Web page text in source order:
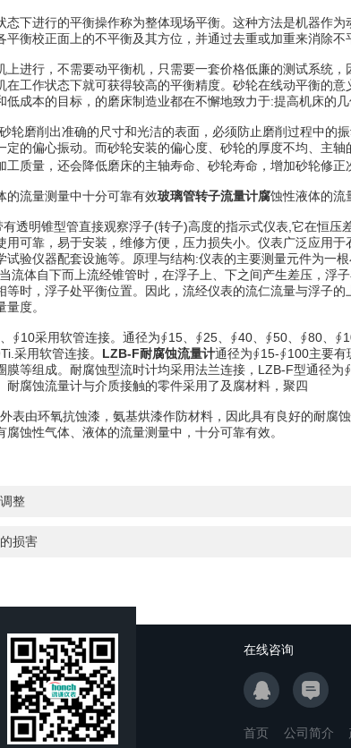
进行的平衡操作称为整体现场平衡。这种方法是机器作为
衡校正面上的不平衡及其方位，并通过去重或加重来消除不
行，不需要动平衡机，只需要一套价格低廉的测试系统，
工作状态下就可获得较高的平衡精度。砂轮在线动平衡的
成本的目标，的磨床制造业都在不懈地致力于:提高机床的几
磨削出准确的尺寸和光洁的表面，必须防止磨削过程中的振
的偏心振动。而砂轮安装的偏心度、砂轮的厚度不均、主
质量，还会降低磨床的主轴寿命、砂轮寿命，增加砂轮修
的流量测量中十分可靠有效玻璃管转子流量计腐蚀性液体的流
透明锥型管直接观察浮子(转子)高度的指示式仪表,它在恒压
可靠，易于安装，维修方便，压力损失小。仪表广泛应用
验仪器配套设施等。原理与结构:仪表的主要测量元件为一
流体自下而上流经锥管时，在浮子上、下之间产生差压，浮
时，浮子处平衡位置。因此，流经仪表的流仁流量与浮子
度。
∮10采用软管连接。通径为∮15、∮25、∮40、∮50、∮80、
采用软管连接。 LZB-F耐腐蚀流量计通径为∮15-∮100主要有
膜等组成。耐腐蚀型流时计均采用法兰连接，LZB-F型通径为
腐蚀流量计与介质接触的零件采用了及腐材料，聚四
由环氧抗蚀漆，氨基烘漆作防材料，因此具有良好的耐腐蚀
蚀性气体、液体的流量测量中，十分可靠有效。
整
损害
在线咨询
首页 公司简介